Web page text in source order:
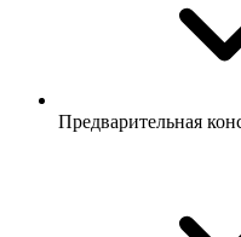
Предварительная